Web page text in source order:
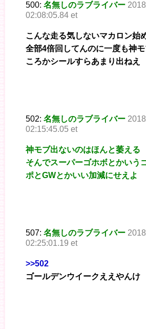
500: 名無しのラブライバー
02:08:05.84 et
こんな走る気しないマカロン始
全部4倍回してんのに一度も神
ころかシールすらあまり出ねえ
502: 名無しのラブライバー
02:15:45.05 et
神モブ出ないのはほんと萎える
そんでスーパーゴホボとかいう
ポとGWとかいい加減にせえよ
507: 名無しのラブライバー
02:25:01.19 et
>>502
ゴールデンウイークええやんけ